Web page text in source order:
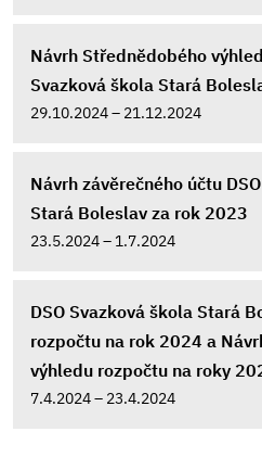
Návrh Střednědobého
Svazková škola Stará
29.10.2024 – 21.12.2024
Návrh závěrečného účtu
Stará Boleslav za rok 2023
23.5.2024 – 1.7.2024
DSO Svazková škola Stará
rozpočtu na rok 2024 a
výhledu rozpočtu na roky
7.4.2024 – 23.4.2024